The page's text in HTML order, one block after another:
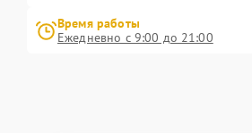
Время работы
Ежедневно с 9:00 до 21:00